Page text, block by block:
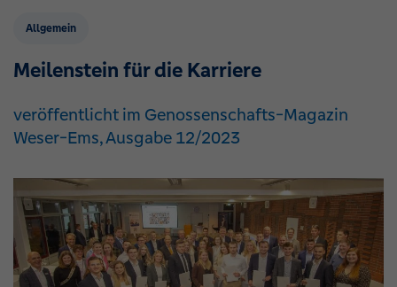
Allgemein
Meilenstein für die Karriere
veröffentlicht im Genossenschafts-Magazin
Weser-Ems, Ausgabe 12/2023